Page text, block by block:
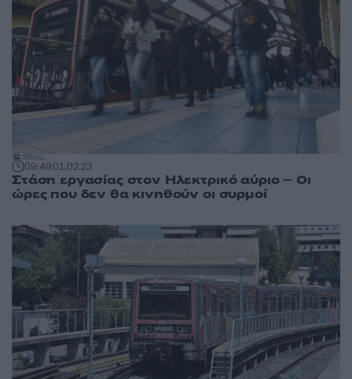
09:4901.02.23
Στάση εργασίας στον Ηλεκτρικό αύριο – Οι
ώρες που δεν θα κινηθούν οι συρμοί